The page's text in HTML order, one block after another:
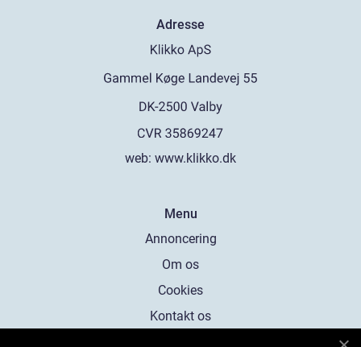
Adresse
web: www.klikko.dk
Menu
Annoncering
Om os
Cookies
Kontakt os